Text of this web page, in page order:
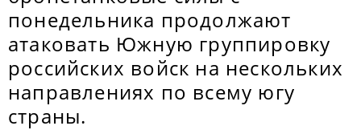
понедельника продолжают
атаковать Южную группировку
российских войск на нескольких
направлениях по всему югу
страны.